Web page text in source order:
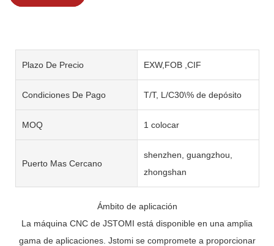
Plazo De Precio EXW,FOB ,CIF
Condiciones De Pago T/T, L/C30\% de depósito
MOQ 1 colocar
Puerto Mas Cercano
shenzhen, guangzhou,
zhongshan
Ámbito de aplicación
La máquina CNC de JSTOMI está disponible en una amplia
gama de aplicaciones. Jstomi se compromete a proporcionar